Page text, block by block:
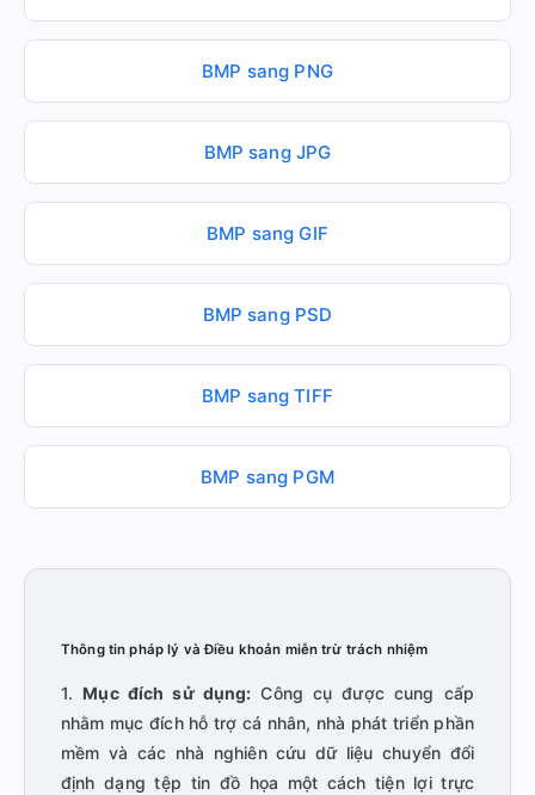
BMP sang PNG
BMP sang JPG
BMP sang GIF
BMP sang PSD
BMP sang TIFF
BMP sang PGM
Thông tin pháp lý và Điều khoản miễn trừ trách nhiệm
1. Mục đích sử dụng: Công cụ được cung cấp
nhằm mục đích hỗ trợ cá nhân, nhà phát triển phần
mềm và các nhà nghiên cứu dữ liệu chuyển đổi
định dạng tệp tin đồ họa một cách tiện lợi trực